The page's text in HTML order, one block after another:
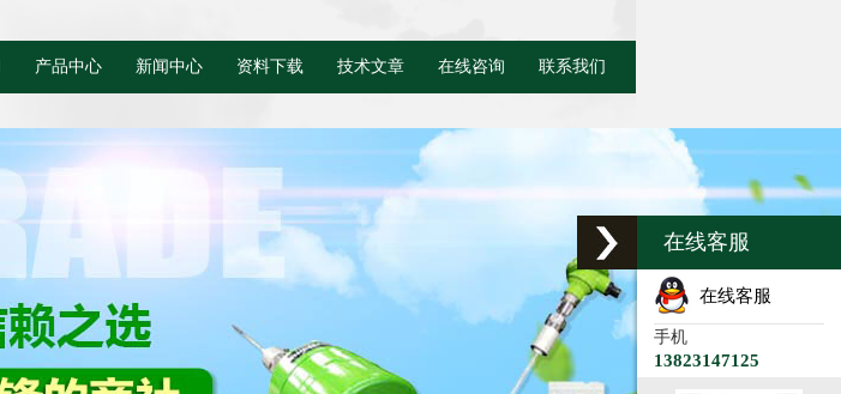
产品中心 新闻中心 资料下载 技术文章 在线咨询 联系我们
在线客服
在线客服
手机
13823147125